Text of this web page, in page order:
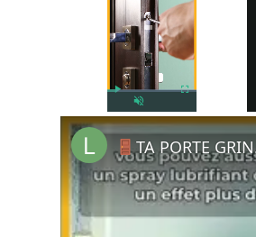
Play
Unmute
Fullscreen
TA PORTE GRINCE ET ÇA T'EMBÊTE ? VOICI LA SOLUTION !